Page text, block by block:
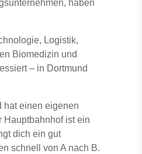
haben
Logistik,
Biomedizin und
– in Dortmund
hat einen eigenen
Hauptbahnhof ist ein
dich ein gut
schnell von A nach B.